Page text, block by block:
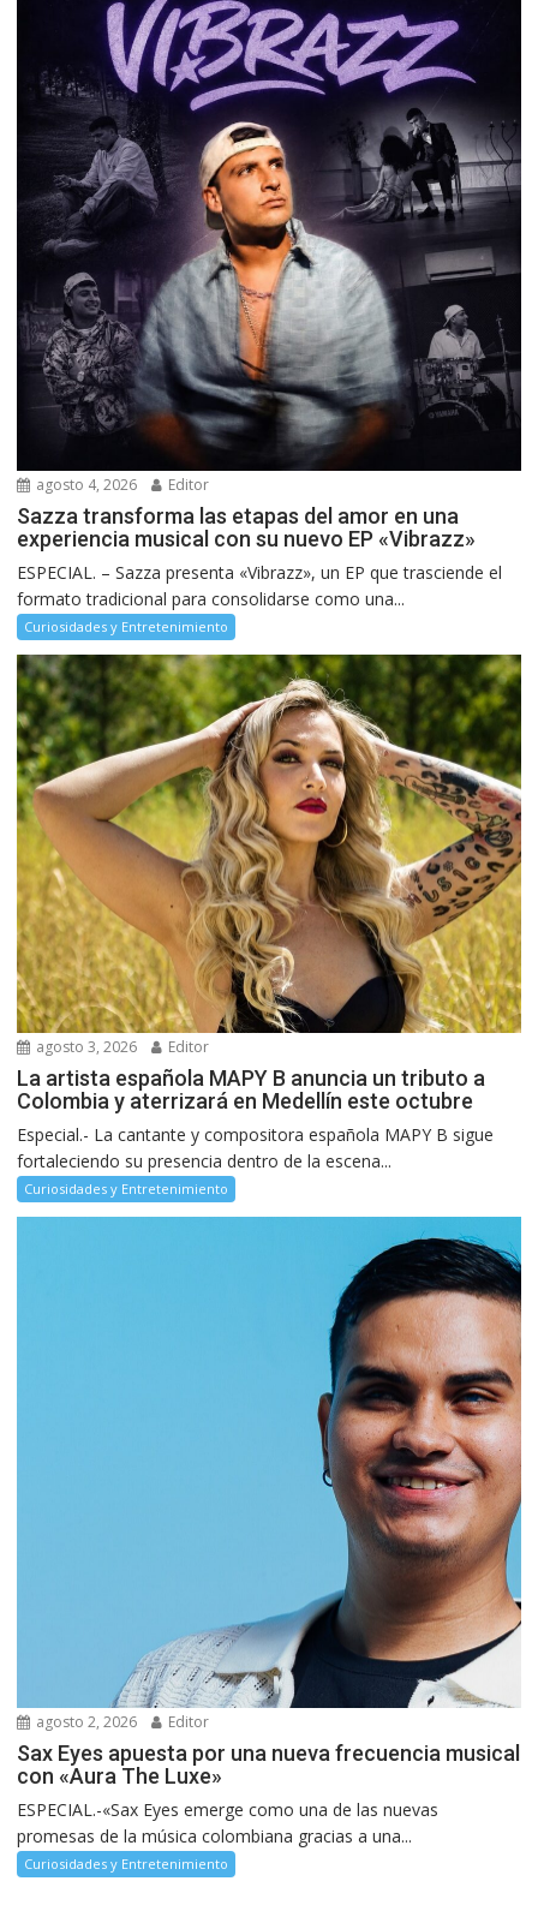
agosto 4, 2026 Editor
Sazza transforma las etapas del amor en una
experiencia musical con su nuevo EP «Vibrazz»
ESPECIAL. – Sazza presenta «Vibrazz», un EP que trasciende el
formato tradicional para consolidarse como una...
Curiosidades y Entretenimiento
agosto 3, 2026 Editor
La artista española MAPY B anuncia un tributo a
Colombia y aterrizará en Medellín este octubre
Especial.- La cantante y compositora española MAPY B sigue
fortaleciendo su presencia dentro de la escena...
Curiosidades y Entretenimiento
agosto 2, 2026 Editor
Sax Eyes apuesta por una nueva frecuencia musical
con «Aura The Luxe»
ESPECIAL.-«Sax Eyes emerge como una de las nuevas
promesas de la música colombiana gracias a una...
Curiosidades y Entretenimiento